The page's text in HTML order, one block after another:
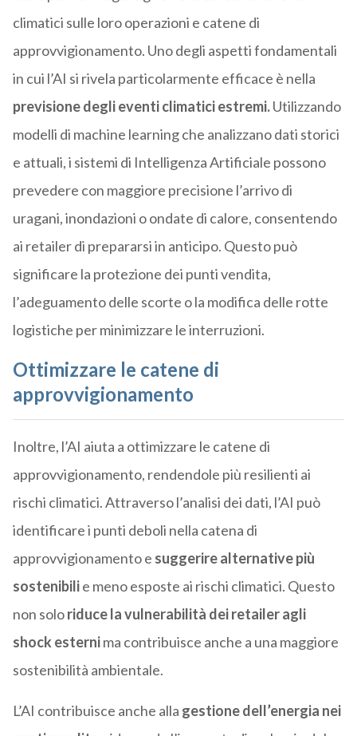
climatici sulle loro operazioni e catene di
approvvigionamento. Uno degli aspetti fondamentali
in cui l’AI si rivela particolarmente efficace è nella
previsione degli eventi climatici estremi.Utilizzando
modelli di machine learning che analizzano dati storici
e attuali, i sistemi di Intelligenza Artificiale possono
prevedere con maggiore precisione l’arrivo di
uragani, inondazioni o ondate di calore, consentendo
ai retailer di prepararsi in anticipo. Questo può
significare la protezione dei punti vendita,
l’adeguamento delle scorte o la modifica delle rotte
logistiche per minimizzare le interruzioni.
Ottimizzare le catene di
approvvigionamento
Inoltre, l’AI aiuta a ottimizzare le catene di
approvvigionamento, rendendole più resilienti ai
rischi climatici. Attraverso l’analisi dei dati, l’AI può
identificare i punti deboli nella catena di
approvvigionamento e suggerire alternative più
sostenibilie meno esposte ai rischi climatici. Questo
non soloriduce la vulnerabilità dei retailer agli
shock esternima contribuisce anche a una maggiore
sostenibilità ambientale.
L’AI contribuisce anche alla gestione dell’energia nei